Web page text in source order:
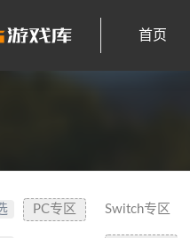
首页
PC专区 Switch专区